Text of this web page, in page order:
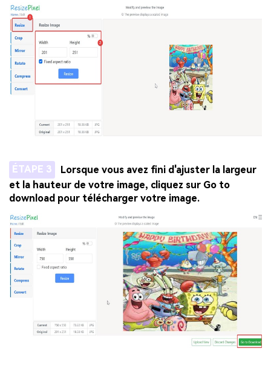
ÉTAPE 3
Lorsque vous avez fini d'ajuster la largeur
et la hauteur de votre image, cliquez sur Go to
download pour télécharger votre image.